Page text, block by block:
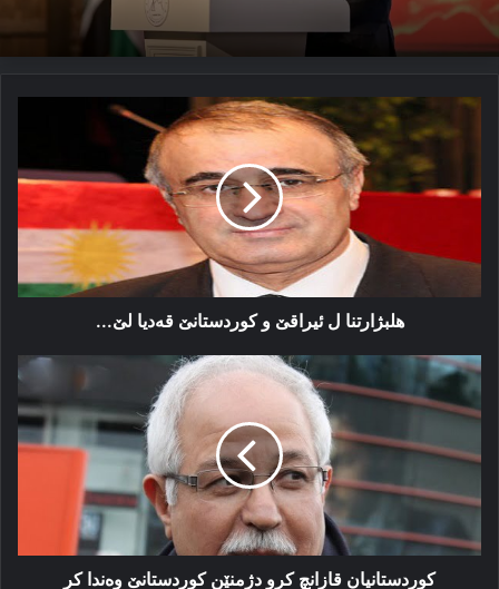
هلبژارتنا
ئیراقێ
کوردستانێ
هلبژارتنا ل ئیراقێ و کوردستانێ قه‌دیا لێ...
کوردستانیان
قازانچ
کرو
دژمنێن
کوردستانێ
وه‌ندا
کر
کوردستانیان قازانچ کرو دژمنێن کوردستانێ وه‌ندا کر